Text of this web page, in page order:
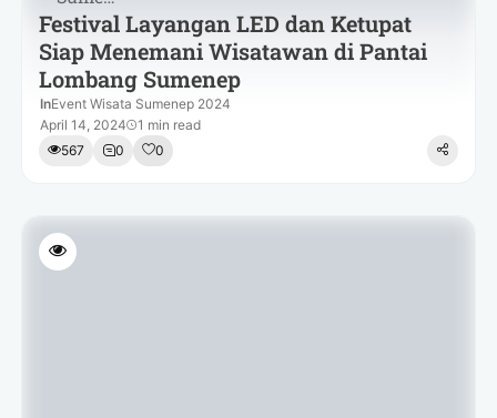
Festival Layangan LED dan Ketupat
Siap Menemani Wisatawan di Pantai
Lombang Sumenep
InEvent Wisata Sumenep 2024
April 14, 2024
1 min read
567
0 0